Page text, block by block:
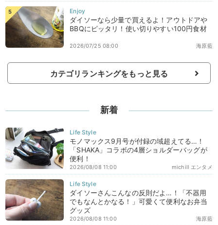
ダイソーなら少量で買えるよ！アウトドアや
BBQにピッタリ！使い切りやすい100円食材
海原藍
2026/07/25 08:00
カテゴリランキングをもっと見る
新着
モノマックス9月号が付録の域超えてる…！
「SHAKA」コラボの4層ショルダーバッグが
便利！
michill エンタメ
2026/08/08 11:00
ダイソーさんこんなの反則だよ…！「不器用
でもなんとかなる！」可愛くて便利なお弁当
グッズ
海原藍
2026/08/08 11:00